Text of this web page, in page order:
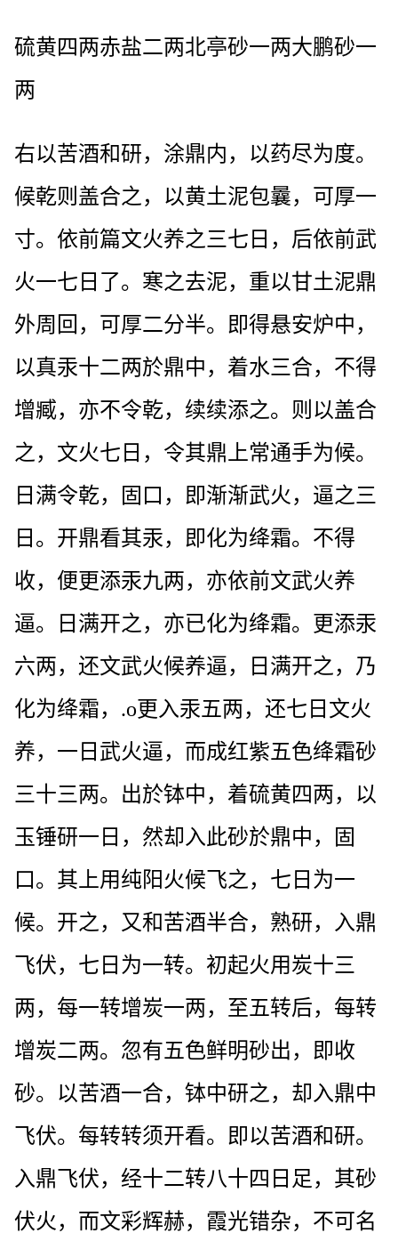
硫黄四两赤盐二两北亭砂一两大鹏砂一
两
右以苦酒和研，涂鼎内，以药尽为度。
候乾则盖合之，以黄土泥包曩，可厚一
寸。依前篇文火养之三七日，后依前武
火一七日了。寒之去泥，重以甘土泥鼎
外周回，可厚二分半。即得悬安炉中，
以真汞十二两於鼎中，着水三合，不得
增臧，亦不令乾，续续添之。则以盖合
之，文火七日，令其鼎上常通手为候。
日满令乾，固口，即渐渐武火，逼之三
日。开鼎看其汞，即化为绛霜。不得
收，便更添汞九两，亦依前文武火养
逼。日满开之，亦已化为绛霜。更添汞
六两，还文武火候养逼，日满开之，乃
化为绛霜，.o更入汞五两，还七日文火
养，一日武火逼，而成红紫五色绛霜砂
三十三两。出於钵中，着硫黄四两，以
玉锤研一日，然却入此砂於鼎中，固
口。其上用纯阳火候飞之，七日为一
候。开之，又和苦酒半合，熟研，入鼎
飞伏，七日为一转。初起火用炭十三
两，每一转增炭一两，至五转后，每转
增炭二两。忽有五色鲜明砂出，即收
砂。以苦酒一合，钵中研之，却入鼎中
飞伏。每转转须开看。即以苦酒和研。
入鼎飞伏，经十二转八十四日足，其砂
伏火，而文彩辉赫，霞光错杂，不可名